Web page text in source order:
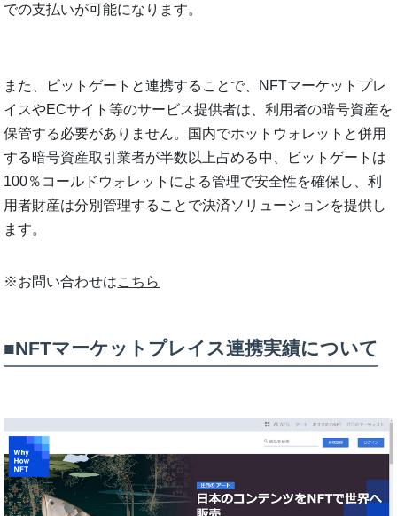
での支払いが可能になります。
また、ビットゲートと連携することで、NFTマーケットプレ
イスやECサイト等のサービス提供者は、利用者の暗号資産を
保管する必要がありません。国内でホットウォレットと併用
する暗号資産取引業者が半数以上占める中、ビットゲートは
100％コールドウォレットによる管理で安全性を確保し、利
用者財産は分別管理することで決済ソリューションを提供し
ます。
※お問い合わせはこちら
■NFTマーケットプレイス連携実績について